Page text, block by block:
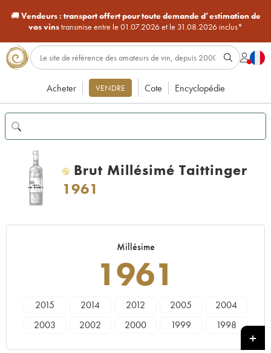
🚚Vendeurs : transport offert pour toute demande d’estimation de
vos vinstransmise entre le 01.07.2026 et le 31.08.2026 inclus*
Acheter VENDRE Cote Encyclopédie
H
Brut Millésimé Taittinger
1961
Millésime
1961
2015 2014 2012 2005
2004
2003
2002 2000 1999
1998